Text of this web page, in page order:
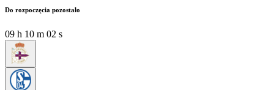
Do rozpoczęcia pozostało
09 h 10 m 02 s